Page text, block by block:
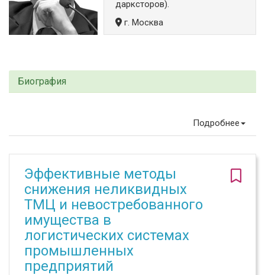
дарксторов).
г. Москва
Биография
Подробнее
Эффективные методы
снижения неликвидных
ТМЦ и невостребованного
имущества в
логистических системах
промышленных
предприятий